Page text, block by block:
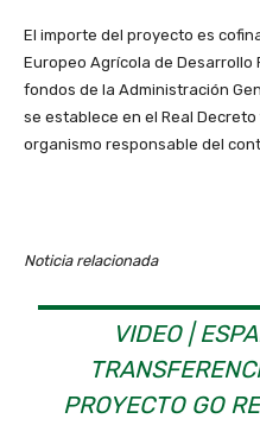
El importe del proyecto es
Europeo Agrícola de Desarrollo
fondos de la Administración
se establece en el Real Decreto
organismo responsable del
Noticia relacionada
VIDEO |
PROYECTO GO